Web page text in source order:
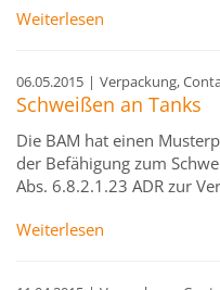
Weiterlesen
06.05.2015 | Verpackung,
Schweißen an Tanks
Die BAM hat einen
der Befähigung zum
Abs. 6.8.2.1.23 ADR zur
Weiterlesen